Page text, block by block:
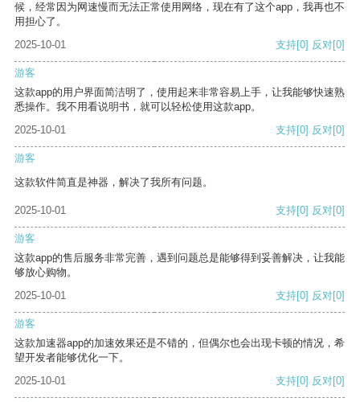
候，经常因为网速慢而无法正常使用网络，现在有了这个app，我再也不
用担心了。
2025-10-01
支持[0] 反对[0]
游客
这款app的用户界面简洁明了，使用起来非常容易上手，让我能够快速熟
悉操作。我不用看说明书，就可以轻松使用这款app。
2025-10-01
支持[0] 反对[0]
游客
这款软件简直是神器，解决了我所有问题。
2025-10-01 支持[0] 反对[0]
游客
这款app的售后服务非常完善，遇到问题总是能够得到妥善解决，让我能
够放心购物。
2025-10-01
支持[0] 反对[0]
游客
这款加速器app的加速效果还是不错的，但偶尔也会出现卡顿的情况，希
望开发者能够优化一下。
2025-10-01
支持[0] 反对[0]